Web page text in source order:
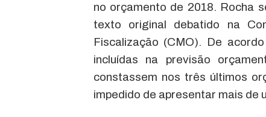
no orçamento de 2018. Rocha
texto original debatido na
Fiscalização (CMO). De
incluídas na previsão
constassem nos três últimos
impedido de apresentar mais de